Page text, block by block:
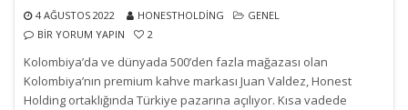
4 AĞUSTOS 2022 HONESTHOLDING
GENEL
BIR YORUM YAPIN
2
Kolombiya’da ve dünyada 500’den fazla mağazası olan
Kolombiya’nın premium kahve markası Juan Valdez, Honest
Holding ortaklığında Türkiye pazarına açılıyor. Kısa vadede